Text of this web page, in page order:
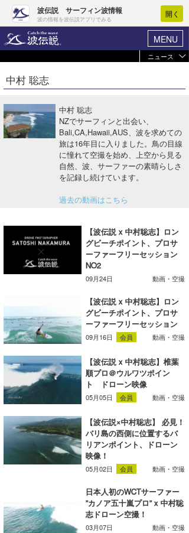
波伝説 サーフィン波情報
波の情報を波伝説アプリでみる
開く
MENU
ヘルプ マイホーム
ログイン
新規会員登録
波情報･概況
WAVE HUNTER波予想ツール
サーフィンエリアガイド
会員メニュー
中村 聡志
中村 聡志
NZでサーフィンと出会い、
Bali,CA,Hawaii,AUS、波を求めての
旅は16年目に入りました。鳥の目線
に憧れて空撮を始め、上空から見る
自然、波、サーファーの素晴らしさ
を記録し続けています。
過去の動画はこちら
【波伝説 x 中村聡志】ロン
グビーチポイント、プロサ
ーファーフリーセッション
NO2
09月24日 動画・空撮
【波伝説 x 中村聡志】ロン
グビーチポイント、プロサ
ーファーフリーセッション
09月16日 会員 動画・空撮
【波伝説 x 中村聡志】椎葉
順プロ＠ウルワツポイン
ト ドローン映像
05月05日 会員 動画・空撮
【波伝説×中村聡志】 必見！
バリ島の西側に位置するバ
リアンポイント、ドローン
映像！
05月02日 会員 動画・空撮
日本人初のWCTサーファー
”カノア五十嵐プロ” x 中村聡
志ドローン空撮！
03月07日 動画・空撮
ニュース
Core Surf Japan
コンテスト
ファッション/グッズ
アート＆エンタメ
ショップ情報
ショップ情報
湘南
伊豆
千葉南
大阪
沖縄
ウラナミ
お知らせ
ルール＆How to
VOTE!
サーファーズ
ライター/寄稿メディア